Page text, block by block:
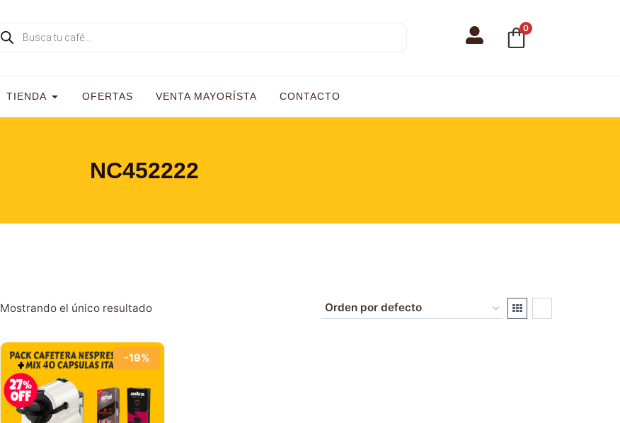
0
TIENDA OFERTAS VENTA MAYORÍSTA CONTACTO
NC452222
Mostrando el único resultado
-19%